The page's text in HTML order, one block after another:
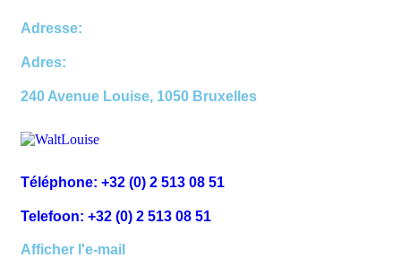
Adresse:
Adres:
240 Avenue Louise, 1050 Bruxelles
Téléphone: +32 (0) 2 513 08 51
Telefoon: +32 (0) 2 513 08 51
Afficher l'e-mail